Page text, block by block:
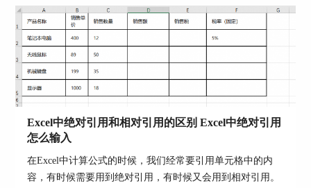
二、ppt图片透明度怎么更改
上文小编介绍了在ppt软件中图片透明度在哪里进
行设置，下面，小编就来和大家分享一下怎么更改
图片透明度，具体操作如下。
1.接上文第二步，在弹出页面的图片子页面中，通
过拖动“透明度”百分比数值条进行图片透明度设
置，在设置过程中可在主窗口查看图片透明度是否
达到满意效果。
Excel中绝对引用和相对引用的区别 Excel中绝对引用
怎么输入
在Excel中计算公式的时候，我们经常要引用单元格中的内
容，有时候需要用到绝对引用，有时候又会用到相对引用。